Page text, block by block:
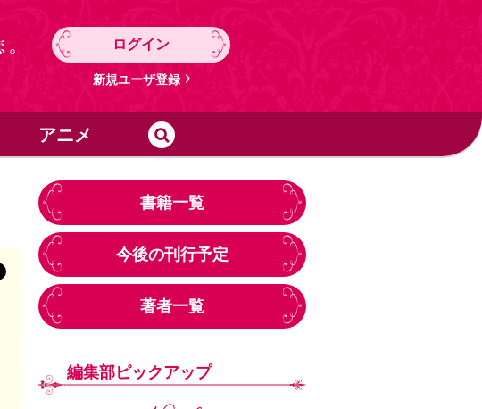
ログイン
新規ユーザ登録
アニメ
書籍一覧
今後の刊行予定
著者一覧
編集部ピックアップ